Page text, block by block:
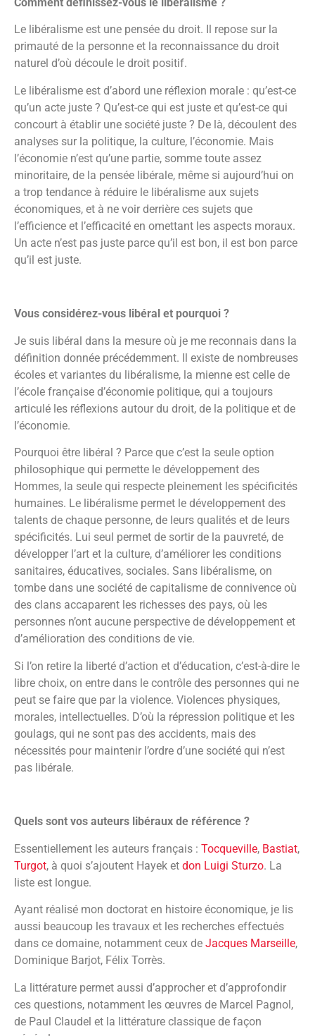
Le libéralisme est une pensée du droit. Il repose sur la
primauté de la personne et la reconnaissance du droit
naturel d’où découle le droit positif.
Le libéralisme est d’abord une réflexion morale : qu’est-ce
qu’un acte juste ? Qu’est-ce qui est juste et qu’est-ce qui
concourt à établir une société juste ? De là, découlent des
analyses sur la politique, la culture, l’économie. Mais
l’économie n’est qu’une partie, somme toute assez
minoritaire, de la pensée libérale, même si aujourd’hui on
a trop tendance à réduire le libéralisme aux sujets
économiques, et à ne voir derrière ces sujets que
l’efficience et l’efficacité en omettant les aspects moraux.
Un acte n’est pas juste parce qu’il est bon, il est bon parce
qu’il est juste.
Vous considérez-vous libéral et pourquoi ?
Je suis libéral dans la mesure où je me reconnais dans la
définition donnée précédemment. Il existe de nombreuses
écoles et variantes du libéralisme, la mienne est celle de
l’école française d’économie politique, qui a toujours
articulé les réflexions autour du droit, de la politique et de
l’économie.
Pourquoi être libéral ? Parce que c’est la seule option
philosophique qui permette le développement des
Hommes, la seule qui respecte pleinement les spécificités
humaines. Le libéralisme permet le développement des
talents de chaque personne, de leurs qualités et de leurs
spécificités. Lui seul permet de sortir de la pauvreté, de
développer l’art et la culture, d’améliorer les conditions
sanitaires, éducatives, sociales. Sans libéralisme, on
tombe dans une société de capitalisme de connivence où
des clans accaparent les richesses des pays, où les
personnes n’ont aucune perspective de développement et
d’amélioration des conditions de vie.
Si l’on retire la liberté d’action et d’éducation, c’est-à-dire le
libre choix, on entre dans le contrôle des personnes qui ne
peut se faire que par la violence. Violences physiques,
morales, intellectuelles. D’où la répression politique et les
goulags, qui ne sont pas des accidents, mais des
nécessités pour maintenir l’ordre d’une société qui n’est
pas libérale.
Quels sont vos auteurs libéraux de référence ?
Essentiellement les auteurs français : Tocqueville, Bastiat,
Turgot, à quoi s’ajoutent Hayek et don Luigi Sturzo. La
liste est longue.
Ayant réalisé mon doctorat en histoire économique, je lis
aussi beaucoup les travaux et les recherches effectués
dans ce domaine, notamment ceux de Jacques Marseille,
Dominique Barjot, Félix Torrès.
La littérature permet aussi d’approcher et d’approfondir
ces questions, notamment les œuvres de Marcel Pagnol,
de Paul Claudel et la littérature classique de façon